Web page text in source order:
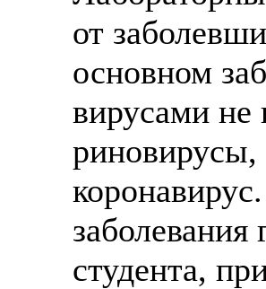
от
основном
вирусами не
риновирусы,
студента,